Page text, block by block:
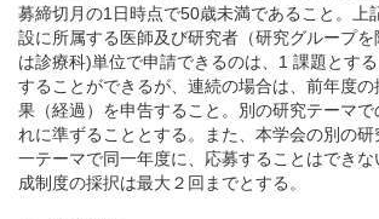
募締切月の1日時点で50歳未満であること。上
設に所属する医師及び研究者（研究グループを
は診療科)単位で申請できるのは、1 課題とす
することができるが、連続の場合は、前年度
果（経過）を申告すること。別の研究テーマで
れに準ずることとする。また、本学会の別の
一テーマで同一年度に、応募することはでき
成制度の採択は最大２回までとする。